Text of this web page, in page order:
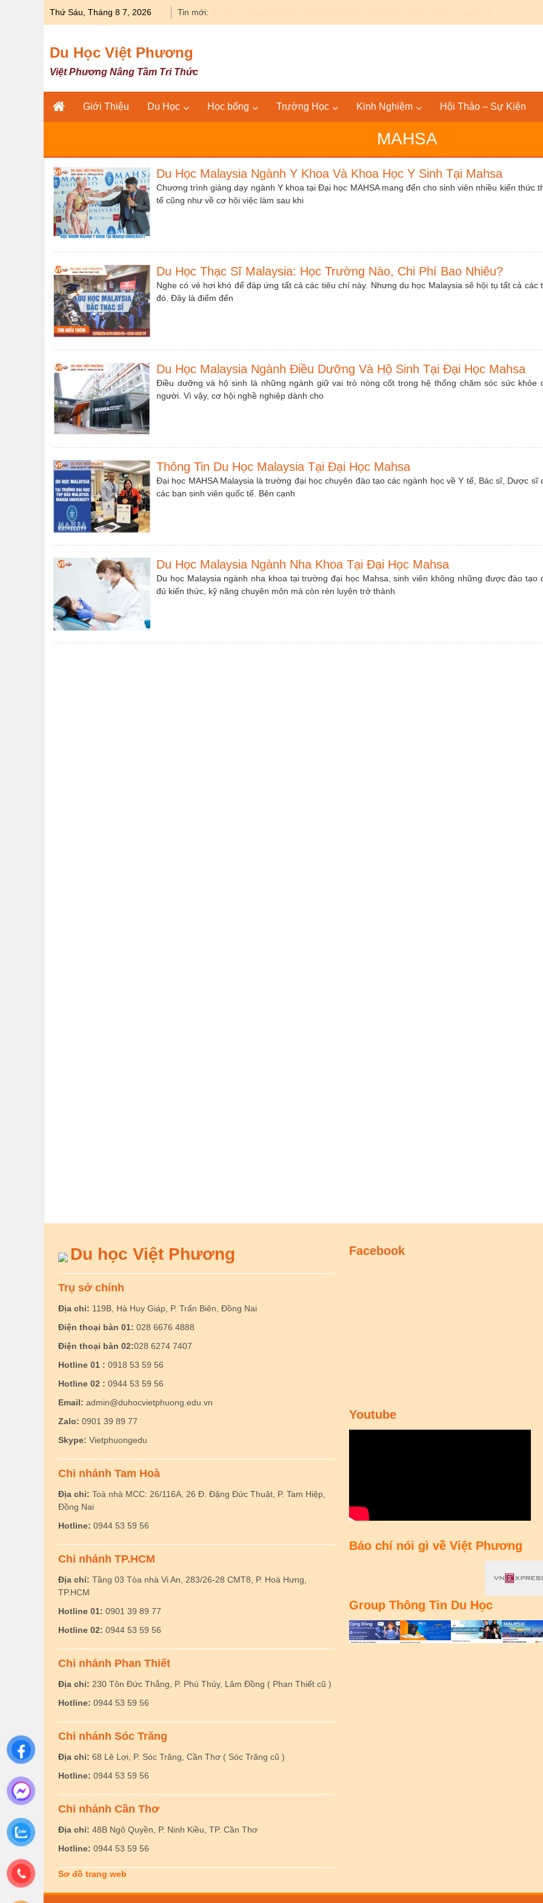
Thứ Sáu, Tháng 8 7, 2026 Tin mới:
Du Học Việt Phương
Việt Phương Nâng Tầm Tri Thức
Giới Thiệu Du Học Học bổng Trường Học Kinh Nghiệm Hội Thảo – Sự Kiện
MAHSA
Du Học Malaysia Ngành Y Khoa Và Khoa Học Y Sinh Tại Mahsa
Chương trình giảng dạy ngành Y khoa tại Đại học MAHSA mang đến cho sinh viên nhiều kiến thức
tế cũng như về cơ hội việc làm sau khi
Du Học Thạc Sĩ Malaysia: Học Trường Nào, Chi Phí Bao Nhiêu?
Nghe có vẻ hơi khó để đáp ứng tất cả các tiêu chí này. Nhưng du học Malaysia sẽ hội tụ tất cả các
đó. Đây là điểm đến
Du Học Malaysia Ngành Điều Dưỡng Và Hộ Sinh Tại Đại Học Mahsa
Điều dưỡng và hộ sinh là những ngành giữ vai trò nòng cốt trong hệ thống chăm sóc sức khỏe
người. Vì vậy, cơ hội nghề nghiệp dành cho
Thông Tin Du Học Malaysia Tại Đại Học Mahsa
Đại học MAHSA Malaysia là trường đại học chuyên đào tạo các ngành học về Y tế, Bác sĩ, Dược sĩ
các bạn sinh viên quốc tế. Bên cạnh
Du Học Malaysia Ngành Nha Khoa Tại Đại Học Mahsa
Du học Malaysia ngành nha khoa tại trường đại học Mahsa, sinh viên không những được đào tạo
đủ kiến thức, kỹ năng chuyên môn mà còn rèn luyện trở thành
Du học Việt Phương
Trụ sở chính
Địa chỉ: 119B, Hà Huy Giáp, P. Trấn Biên, Đồng Nai
Điện thoại bàn 01: 028 6676 4888
Điện thoại bàn 02:028 6274 7407
Hotline 01 : 0918 53 59 56
Hotline 02 : 0944 53 59 56
Email: admin@duhocvietphuong.edu.vn
Zalo: 0901 39 89 77
Skype: Vietphuongedu
Chi nhánh Tam Hoà
Địa chỉ: Toà nhà MCC: 26/116A, 26 Đ. Đặng Đức Thuật, P. Tam Hiệp,
Đồng Nai
Hotline: 0944 53 59 56
Chi nhánh TP.HCM
Địa chỉ: Tầng 03 Tòa nhà Vi An, 283/26-28 CMT8, P. Hoà Hưng,
TP.HCM
Hotline 01: 0901 39 89 77
Hotline 02: 0944 53 59 56
Chi nhánh Phan Thiết
Địa chỉ: 230 Tôn Đức Thắng, P. Phú Thủy, Lâm Đồng ( Phan Thiết cũ )
Hotline: 0944 53 59 56
Chi nhánh Sóc Trăng
Địa chỉ: 68 Lê Lợi, P. Sóc Trăng, Cần Thơ ( Sóc Trăng cũ )
Hotline: 0944 53 59 56
Chi nhánh Cần Thơ
Địa chỉ: 48B Ngô Quyền, P. Ninh Kiều, TP. Cần Thơ
Hotline: 0944 53 59 56
Sơ đồ trang web
Facebook
Youtube
Báo chí nói gì về Việt Phương
Group Thông Tin Du Học